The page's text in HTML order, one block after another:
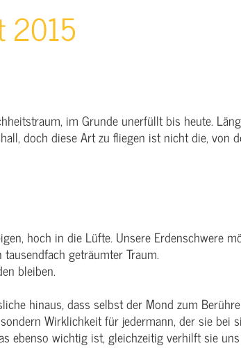
2015
im Grunde unerfüllt bis heute.
doch diese Art zu fliegen ist nicht die, von
hoch in die Lüfte. Unsere Erdenschwere
geträumter Traum.
bleiben.
hinaus, dass selbst der Mond zum
Wirklichkeit für jedermann, der sie bei
ebenso wichtig ist, gleichzeitig verhilft sie